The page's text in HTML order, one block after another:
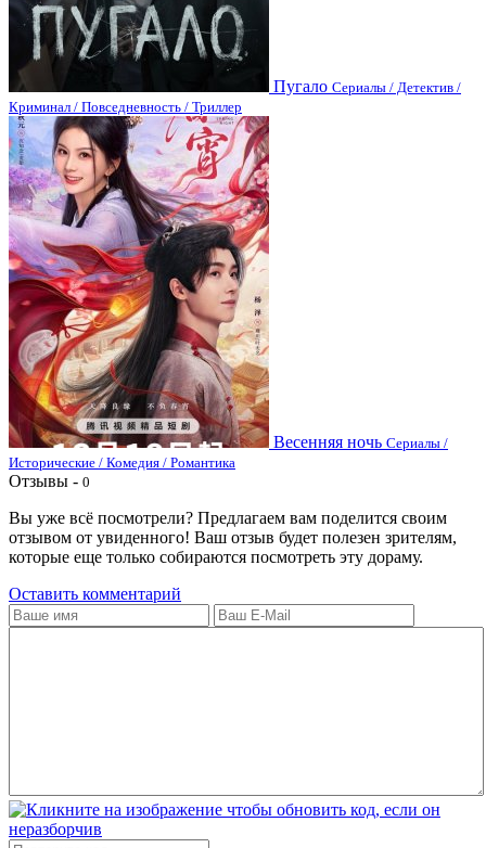
Пугало Сериалы / Детектив /
Криминал / Повседневность / Триллер
Весенняя ночь Сериалы /
Исторические / Комедия / Романтика
Отзывы - 0
Вы уже всё посмотрели? Предлагаем вам поделится своим
отзывом от увиденного! Ваш отзыв будет полезен зрителям,
которые еще только собираются посмотреть эту дораму.
Оставить комментарий